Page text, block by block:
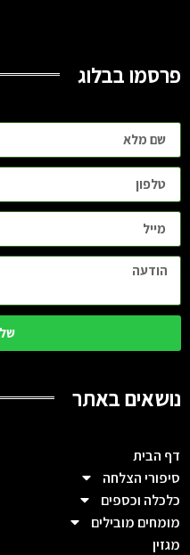
פרסמו בבלוג
נושאים באתר
דף הבית
סיפורי הצלחה
כלכלה וכספים
מומחים מובילים
מגזין